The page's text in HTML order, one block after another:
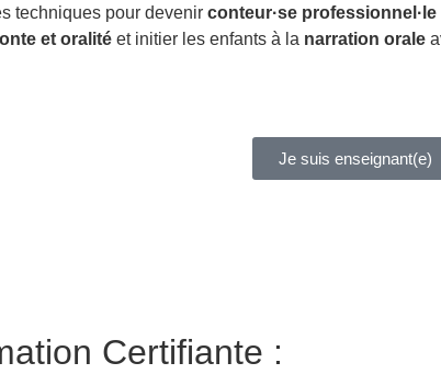
techniques pour devenir conteur·se professionnel·le
et oralité et initier les enfants à la narration orale
Je suis enseignant(e)
Certifiante :